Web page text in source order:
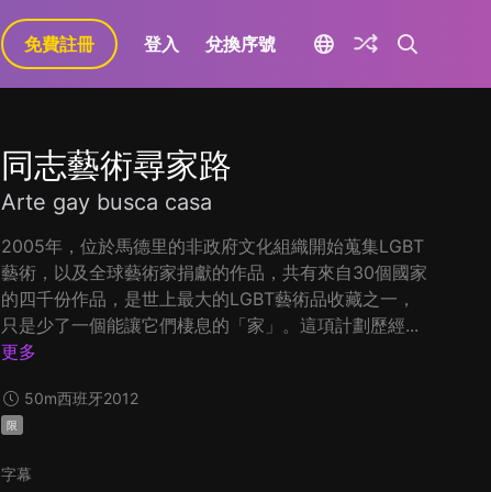
免費註冊 登入 兌換序號
同志藝術尋家路
Arte gay busca casa
2005年，位於馬德里的非政府文化組織開始蒐集LGBT
藝術，以及全球藝術家捐獻的作品，共有來自30個國家
的四千份作品，是世上最大的LGBT藝術品收藏之一，
只是少了一個能讓它們棲息的「家」。這項計劃歷經...
更多
50m西班牙2012
限
字幕